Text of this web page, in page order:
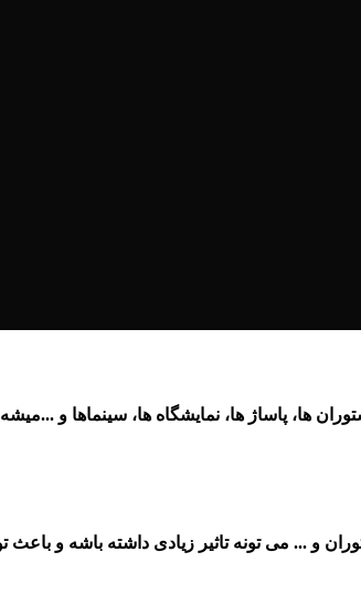
ها، پاساژ ها، نمایشگاه ها، سینماها و
و ... می تونه تاثیر زیادی داشته باشه و